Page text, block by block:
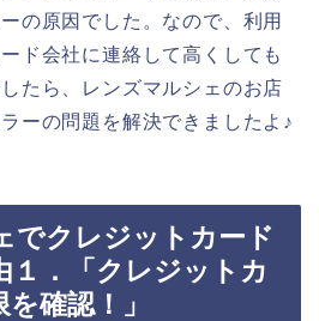
の原因でした。なので、利用
ド会社に連絡して高くしても
たら、レンズマルシェのお店
ーの問題を解決できましたよ♪
でクレジットカード
１．「クレジットカ
確認！」